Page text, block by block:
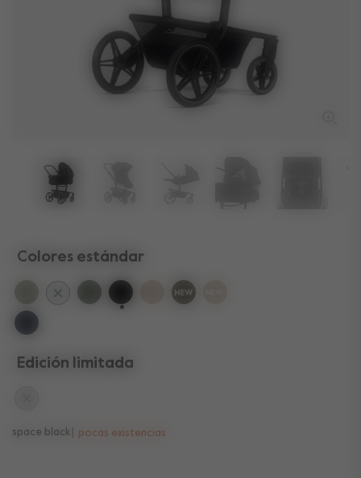
Colores estándar
Edición limitada
space black pocas existencias